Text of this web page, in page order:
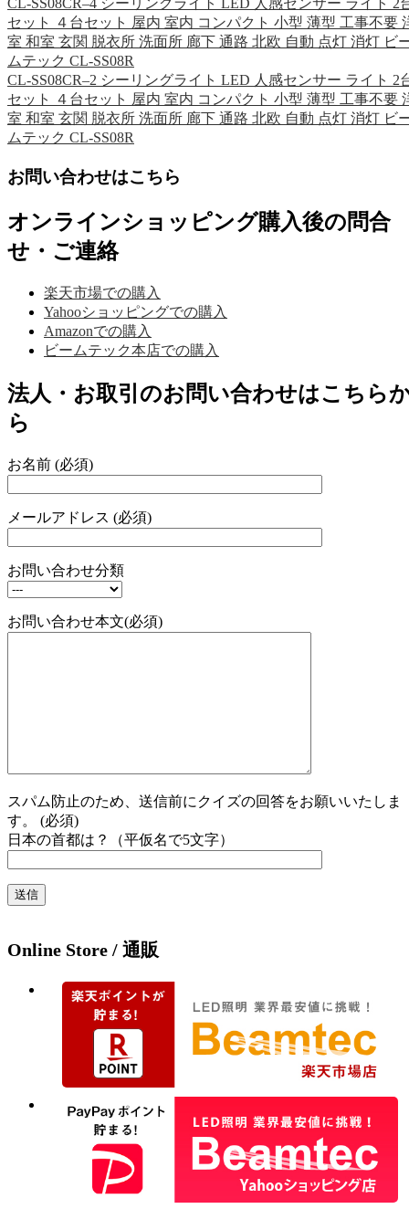
CL-SS08CR–4 シーリングライト LED 人感センサー ライト 2
セット ４台セット 屋内 室内 コンパクト 小型 薄型 工事不要
室 和室 玄関 脱衣所 洗面所 廊下 通路 北欧 自動 点灯 消灯 ビ
ムテック CL-SS08R
CL-SS08CR–2 シーリングライト LED 人感センサー ライト 2
セット ４台セット 屋内 室内 コンパクト 小型 薄型 工事不要
室 和室 玄関 脱衣所 洗面所 廊下 通路 北欧 自動 点灯 消灯 ビ
ムテック CL-SS08R
お問い合わせはこちら
オンラインショッピング購入後の問合
せ・ご連絡
楽天市場での購入
Yahooショッピングでの購入
Amazonでの購入
ビームテック本店での購入
法人・お取引のお問い合わせはこちら
ら
お名前 (必須)
メールアドレス (必須)
お問い合わせ分類
お問い合わせ本文(必須)
スパム防止のため、送信前にクイズの回答をお願いいたしま
す。 (必須)
日本の首都は？（平仮名で5文字）
Online Store / 通販